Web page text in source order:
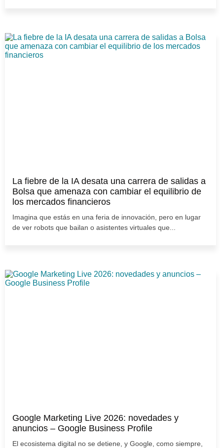
La fiebre de la IA desata una carrera de salidas a
Bolsa que amenaza con cambiar el equilibrio de
los mercados financieros
Imagina que estás en una feria de innovación, pero en lugar
de ver robots que bailan o asistentes virtuales que...
Google Marketing Live 2026: novedades y
anuncios – Google Business Profile
El ecosistema digital no se detiene, y Google, como siempre,